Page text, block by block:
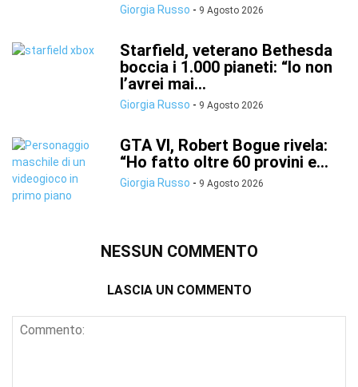
Giorgia Russo - 9 Agosto 2026
Starfield, veterano Bethesda
boccia i 1.000 pianeti: “Io non
l’avrei mai...
Giorgia Russo - 9 Agosto 2026
GTA VI, Robert Bogue rivela:
“Ho fatto oltre 60 provini e...
Giorgia Russo - 9 Agosto 2026
NESSUN COMMENTO
LASCIA UN COMMENTO